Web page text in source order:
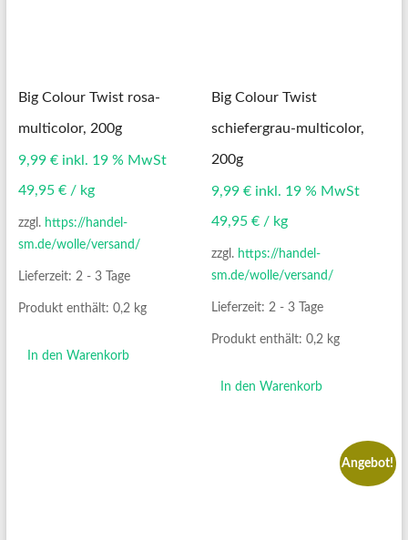
Big Colour Twist rosa-
multicolor, 200g
9,99 € inkl. 19 % MwSt
49,95 €/ kg
zzgl. https://handel-
sm.de/wolle/versand/
Lieferzeit: 2 - 3 Tage
Produkt enthält: 0,2 kg
In den Warenkorb
Big Colour Twist
schiefergrau-multicolor,
200g
9,99€ inkl. 19 % MwSt
49,95€ / kg
zzgl. https://handel-
sm.de/wolle/versand/
Lieferzeit: 2 - 3 Tage
Produkt enthält: 0,2 kg
In den Warenkorb
Angebot!